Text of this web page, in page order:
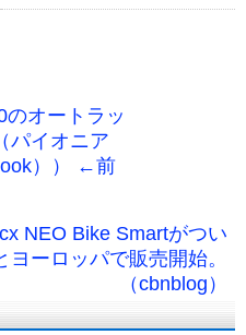
のオートラッ
パイオニア
）） ←前
NEO Bike Smartがつい
ヨーロッパで販売開始。
（cbnblog）